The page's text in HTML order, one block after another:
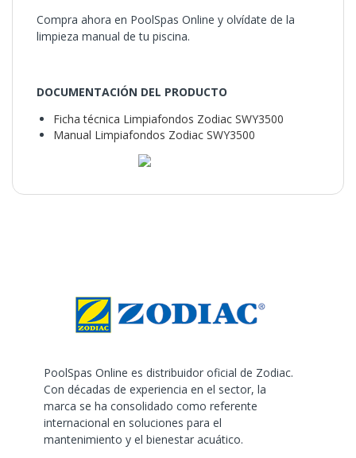
Compra ahora en PoolSpas Online y olvídate de la
limpieza manual de tu piscina.
DOCUMENTACIÓN DEL PRODUCTO
Ficha técnica Limpiafondos Zodiac SWY3500
Manual Limpiafondos Zodiac SWY3500
PoolSpas Online es distribuidor oficial de Zodiac.
Con décadas de experiencia en el sector, la
marca se ha consolidado como referente
internacional en soluciones para el
mantenimiento y el bienestar acuático.